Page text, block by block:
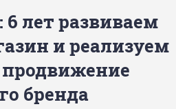
лет развиваем
и реализуем
бренда